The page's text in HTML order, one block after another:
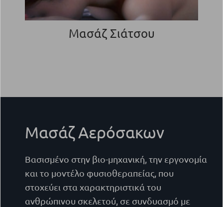
Μασάζ Σιάτσου
Μασάζ Αερόσακων
Βασισμένο στην βιο-μηχανική, την εργονομία
και το μοντέλο φυσιοθεραπείας, που
στοχεύει στα χαρακτηριστικά του
ανθρώπινου σκελετού, σε συνδυασμό με